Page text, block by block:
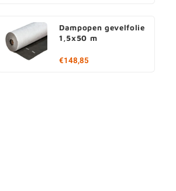
Dampopen gevelfolie
1,5x50 m
€148,85